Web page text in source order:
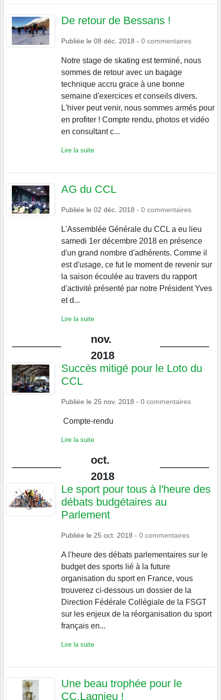
De retour de Bessans !
Publiée le 08 déc. 2018 - 0 commentaires
Notre stage de skating est terminé, nous
sommes de retour avec un bagage
technique accru grace à une bonne
semaine d'exercices et conseils divers.
L'hiver peut venir, nous sommes armés pour
en profiter ! Compte rendu, photos et vidéo
en consultant c...
Lire la suite
AG du CCL
Publiée le 02 déc. 2018 - 0 commentaires
L'Assemblée Générale du CCL a eu lieu
samedi 1er décembre 2018 en présence
d'un grand nombre d'adhérents. Comme il
est d'usage, ce fut le moment de revenir sur
la saison écoulée au travers du rapport
d'activité présenté par notre Président Yves
et d...
Lire la suite
nov.
2018
Succès mitigé pour le Loto du
CCL
Publiée le 25 nov. 2018 - 0 commentaires
Compte-rendu
Lire la suite
oct.
2018
Le sport pour tous à l'heure des
débats budgétaires au
Parlement
Publiée le 25 oct. 2018 - 0 commentaires
A l'heure des débats parlementaires sur le
budget des sports lié à la future
organisation du sport en France, vous
trouverez ci-dessous un dossier de la
Direction Fédérale Collégiale de la FSGT
sur les enjeux de la réorganisation du sport
français en...
Lire la suite
Une beau trophée pour le
CC.Lagnieu !